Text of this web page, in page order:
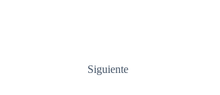
Siguiente